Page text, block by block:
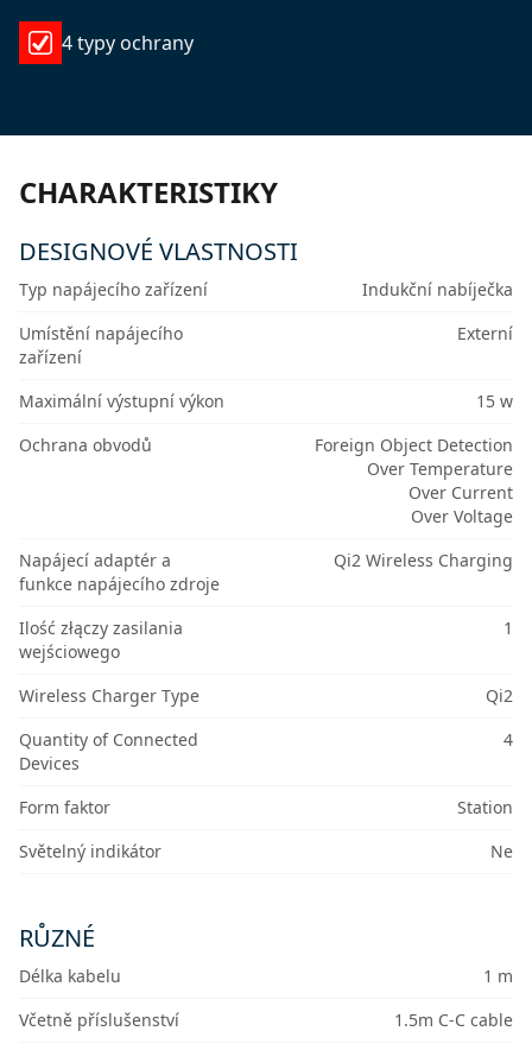
4 typy ochrany
CHARAKTERISTIKY
DESIGNOVÉ VLASTNOSTI
Typ napájecího zařízení
Indukční nabíječka
Umístění napájecího
zařízení
Externí
Maximální výstupní výkon
15 w
Ochrana obvodů
Foreign Object Detection
Over Temperature
Over Current
Over Voltage
Napájecí adaptér a
funkce napájecího zdroje
Qi2 Wireless Charging
Ilość złączy zasilania
wejściowego
1
Wireless Charger Type
Qi2
Quantity of Connected
Devices
4
Form faktor
Station
Světelný indikátor
Ne
RŮZNÉ
Délka kabelu
1 m
Včetně příslušenství
1.5m C-C cable